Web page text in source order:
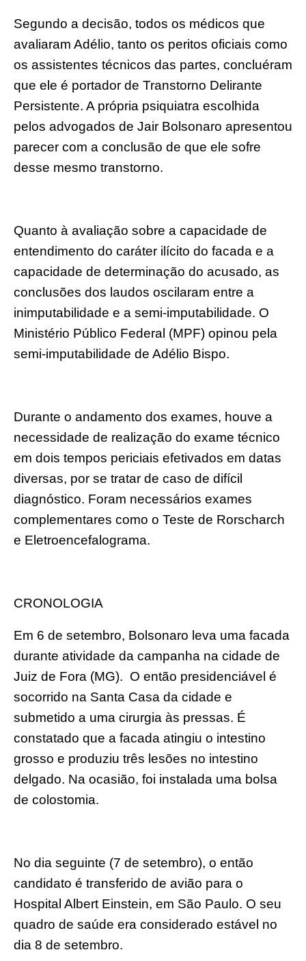
Segundo a decisão, todos os médicos que
avaliaram Adélio, tanto os peritos oficiais como
os assistentes técnicos das partes, concluéram
que ele é portador de Transtorno Delirante
Persistente. A própria psiquiatra escolhida
pelos advogados de Jair Bolsonaro apresentou
parecer com a conclusão de que ele sofre
desse mesmo transtorno.
Quanto à avaliação sobre a capacidade de
entendimento do caráter ilícito do facada e a
capacidade de determinação do acusado, as
conclusões dos laudos oscilaram entre a
inimputabilidade e a semi-imputabilidade. O
Ministério Público Federal (MPF) opinou pela
semi-imputabilidade de Adélio Bispo.
Durante o andamento dos exames, houve a
necessidade de realização do exame técnico
em dois tempos periciais efetivados em datas
diversas, por se tratar de caso de difícil
diagnóstico. Foram necessários exames
complementares como o Teste de Rorscharch
e Eletroencefalograma.
CRONOLOGIA
Em 6 de setembro, Bolsonaro leva uma facada
durante atividade da campanha na cidade de
Juiz de Fora (MG). O então presidenciável é
socorrido na Santa Casa da cidade e
submetido a uma cirurgia às pressas. É
constatado que a facada atingiu o intestino
grosso e produziu três lesões no intestino
delgado. Na ocasião, foi instalada uma bolsa
de colostomia.
No dia seguinte (7 de setembro), o então
candidato é transferido de avião para o
Hospital Albert Einstein, em São Paulo. O seu
quadro de saúde era considerado estável no
dia 8 de setembro.